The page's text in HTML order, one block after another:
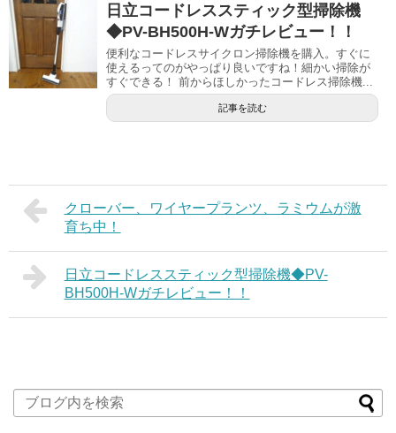
日立コードレススティック型掃除機
◆PV-BH500H-Wガチレビュー！！
便利なコードレスサイクロン掃除機を購入。すぐに
使えるってのがやっぱり良いですね！細かい掃除が
すぐできる！ 前からほしかったコードレス掃除機...
記事を読む
クローバー、ワイヤープランツ、ラミウムが激
育ち中！
日立コードレススティック型掃除機◆PV-
BH500H-Wガチレビュー！！